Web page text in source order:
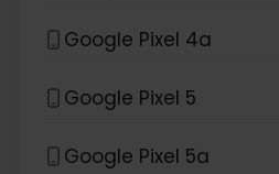
Google Pixel 4a
Google Pixel 5
Google Pixel 5a